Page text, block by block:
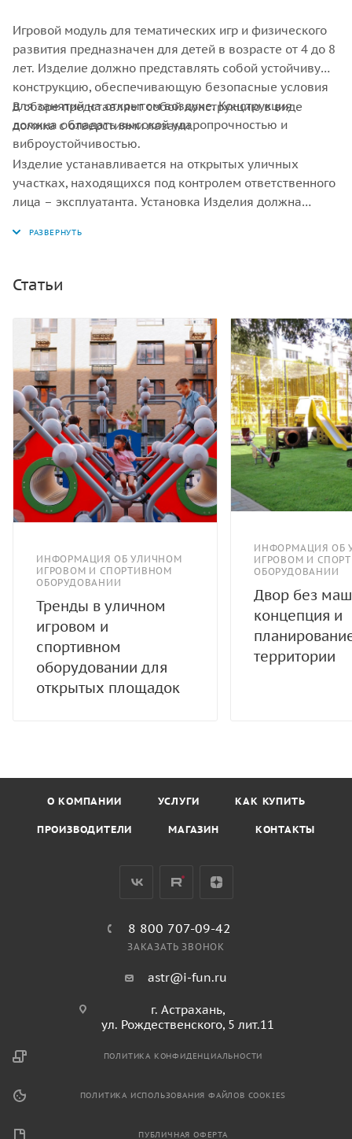
Игровой модуль для тематических игр и физического
развития предназначен для детей в возрасте от 4 до 8
лет. Изделие должно представлять собой устойчивую
конструкцию, обеспечивающую безопасные условия
для занятий на открытом воздухе. Конструкция
должна обладать высокой ударопрочностью и
виброустойчивостью.
В сборе представляет собой конструкцию в виде
домика с отверстиями лазами.
Изделие устанавливается на открытых уличных
участках, находящихся под контролем ответственного
лица – эксплуатанта. Установка Изделия должна
насаждений. В зоне приземления должно быть
опилки) минимальной толщиной 300 мм.
Статьи
ИНФОРМАЦИЯ ОБ УЛИЧНОМ
ИГРОВОМ И СПОРТИВНОМ
ОБОРУДОВАНИИ
Тренды в уличном
игровом и
спортивном
оборудовании для
открытых площадок
ИНФОРМАЦИЯ ОБ
ИГРОВОМ И
ОБОРУДОВАНИИ
Двор без
концепция и
территории
О КОМПАНИИ УСЛУГИ КАК КУПИТЬ
ПРОИЗВОДИТЕЛИ МАГАЗИН КОНТАКТЫ
8 800 707-09-42
ЗАКАЗАТЬ ЗВОНОК
astr@i-fun.ru
г. Астрахань,
ул. Рождественского, 5 лит.11
ПОЛИТИКА КОНФИДЕНЦИАЛЬНОСТИ
ПОЛИТИКА ИСПОЛЬЗОВАНИЯ ФАЙЛОВ COOKIES
ПУБЛИЧНАЯ ОФЕРТА